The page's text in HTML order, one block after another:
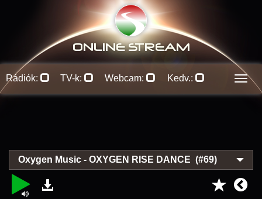
ONLINE STREAM
Rádiók: TV-k: Webcam: Kedv.:
Oxygen Music - OXYGEN RISE DANCE (#69)